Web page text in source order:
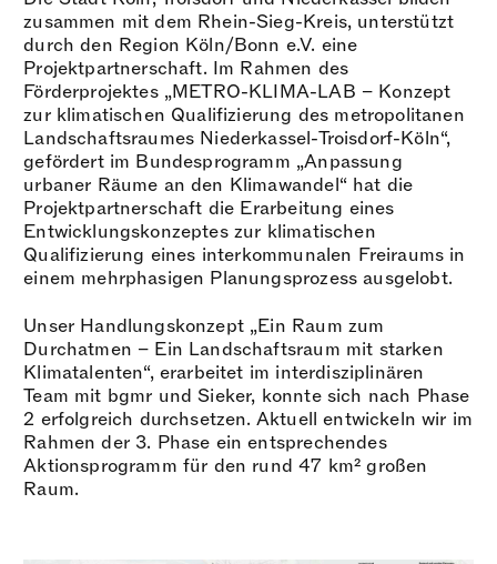
zusammen mit dem Rhein-Sieg-Kreis, unterstützt
durch den Region Köln/Bonn e.V. eine
Projektpartnerschaft. Im Rahmen des
Förderprojektes „METRO-KLIMA-LAB – Konzept
zur klimatischen Qualifizierung des metropolitanen
Landschaftsraumes Niederkassel-Troisdorf-Köln“,
gefördert im Bundesprogramm „Anpassung
urbaner Räume an den Klimawandel“ hat die
Projektpartnerschaft die Erarbeitung eines
Entwicklungskonzeptes zur klimatischen
Qualifizierung eines interkommunalen Freiraums in
einem mehrphasigen Planungsprozess ausgelobt.
Unser Handlungskonzept „Ein Raum zum
Durchatmen – Ein Landschaftsraum mit starken
Klimatalenten“, erarbeitet im interdisziplinären
Team mit bgmr und Sieker, konnte sich nach Phase
2 erfolgreich durchsetzen. Aktuell entwickeln wir im
Rahmen der 3. Phase ein entsprechendes
Aktionsprogramm für den rund 47 km² großen
Raum.